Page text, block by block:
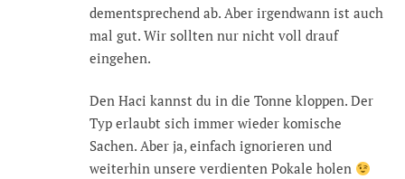
dementsprechend ab. Aber irgendwann ist auch
mal gut. Wir sollten nur nicht voll drauf
eingehen.
Den Haci kannst du in die Tonne kloppen. Der
Typ erlaubt sich immer wieder komische
Sachen. Aber ja, einfach ignorieren und
weiterhin unsere verdienten Pokale holen